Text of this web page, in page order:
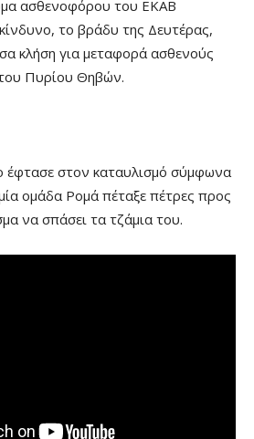
ασθενοφόρου του ΕΚΑΒ
το βράδυ της Δευτέρας,
κλήση για μεταφορά ασθενούς
Πυρίου Θηβών.
στον καταυλισμό σύμφωνα
ομάδα Ρομά πέταξε πέτρες προς
να σπάσει τα τζάμια του.